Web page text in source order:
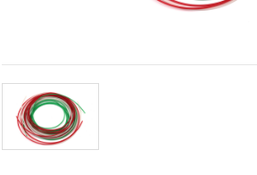
vizitele.
Puteți fi de
acord să
utilizați
toate